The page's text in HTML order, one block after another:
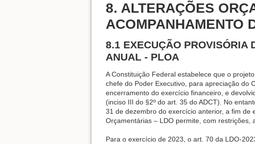
8. ALTERAÇÕES
ACOMPANHAMENTO
8.1 EXECUÇÃO PROVISÓRIA
ANUAL - PLOA
A Constituição Federal estabelece que o
chefe do Poder Executivo, para apreciação do
encerramento do exercício financeiro, e
(inciso III do §2º do art. 35 do ADCT). No
31 de dezembro do exercício anterior, a fim de
Orçamentárias – LDO permite, com restrições,
Para o exercício de 2023, o art. 70 da LDO-